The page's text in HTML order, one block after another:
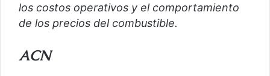
los costos operativos y el comportamiento
de los precios del combustible.
ACN